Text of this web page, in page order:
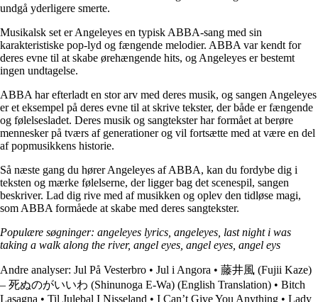
undgå yderligere smerte.
Musikalsk set er Angeleyes en typisk ABBA-sang med sin
karakteristiske pop-lyd og fængende melodier. ABBA var kendt for
deres evne til at skabe ørehængende hits, og Angeleyes er bestemt
ingen undtagelse.
ABBA har efterladt en stor arv med deres musik, og sangen Angeleyes
er et eksempel på deres evne til at skrive tekster, der både er fængende
og følelsesladet. Deres musik og sangtekster har formået at berøre
mennesker på tværs af generationer og vil fortsætte med at være en del
af popmusikkens historie.
Så næste gang du hører Angeleyes af ABBA, kan du fordybe dig i
teksten og mærke følelserne, der ligger bag det scenespil, sangen
beskriver. Lad dig rive med af musikken og oplev den tidløse magi,
som ABBA formåede at skabe med deres sangtekster.
Populære søgninger: angeleyes lyrics, angeleyes, last night i was
taking a walk along the river, angel eyes, angel eyes, angel eys
Andre analyser: Jul På Vesterbro • Jul i Angora • 藤井風 (Fujii Kaze)
– 死ぬのがいいわ (Shinunoga E-Wa) (English Translation) • Bitch
Lasagna • Til Julebal I Nisseland • I Can’t Give You Anything • Lady